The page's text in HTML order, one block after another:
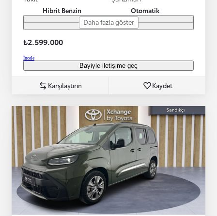
Hibrit Benzin
Otomatik
Daha fazla göster
₺2.599.000
İncele
Bayiyle iletişime geç
Karşılaştırın Kaydet